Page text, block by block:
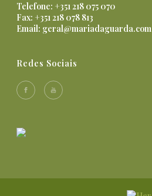
Telefone: +351 218 075 070
Fax: +351 218 078 813
Email: geral@mariadaguarda.com
Redes Sociais